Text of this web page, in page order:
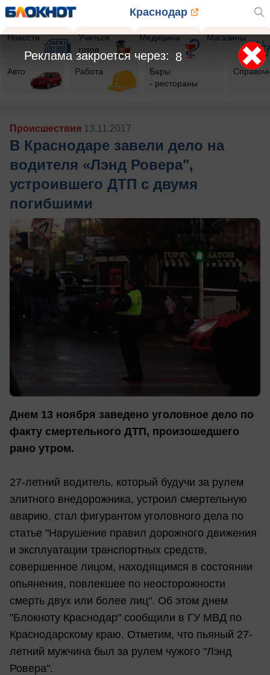
Краснодар
Новости
Учиться
готов
Медицина Магазины
Авто Работа
Бары
- рестораны
Происшествия 13.11.2017
В Краснодаре завели дело на
водителя «Лэнд Ровера",
устроившего ДТП с двумя
погибшими
Днем 13 ноября заведено уголовное дело по
факту смертельного ДТП, произошедшего
рано утром.
27-летний водитель, который будучи за рулем
элитного внедорожника, устроил смертельную
аварию, стал фигурантом уголовного дела по
статье "Нарушение правил дорожного движения
и эксплуатации транспортных средств,
совершенное лицом, находящимся в состоянии
опьянения, повлекшее по неосторожности
смерть двух или более лиц". Об этом днем
"Блокноту Краснодар" сообщили в ГУ МВД по
Краснодарскому краю. Отметим, что пьяный 27-
летний мужчина был за рулем чужого "Лэнд
Ровера".
5
Реклама закроется через: